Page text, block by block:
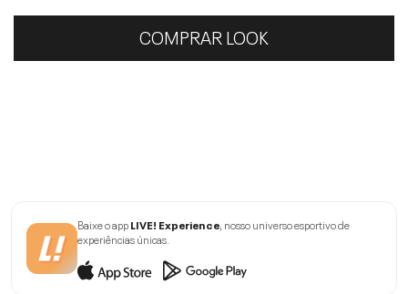
COMPRAR LOOK
Baixe o appLIVE! Experience , nosso universo esportivo de
experiências únicas.